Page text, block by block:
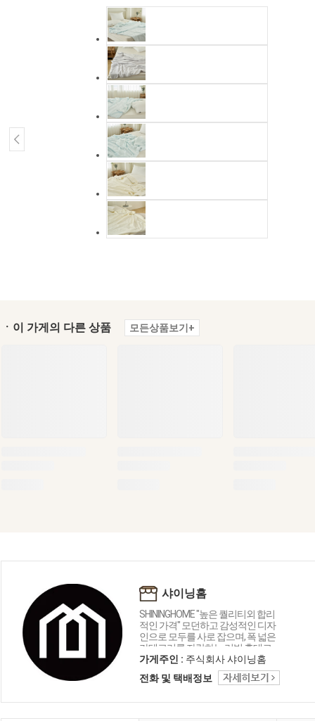
ㆍ이 가게의 다른 상품 모든상품보기+
샤이닝홈
SHININGHOME "높은 퀄리티외 합리
적인 가격" 모던하고 감성적인 디자
인으로 모두를 사로 잡으며, 폭 넓은
카테고리를 자랑하는 리빙 홈데코
인테리어 샤이닝홈입니다.
가게주인 : 주식회사 샤이닝홈
전화 및 택배정보